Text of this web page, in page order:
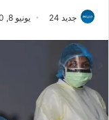
جديد 24 يونيو 8, 2020